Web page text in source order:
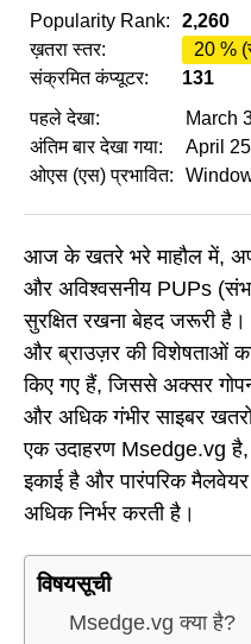
Popularity Rank:
2,260
ख़तरा स्तर:
20 %
संक्रमित कंप्यूटर:
131
पहले देखा:
March
अंतिम बार देखा गया:
April
ओएस (एस) प्रभावित:
आज के खतरे भरे माहौल में,
और अविश्वसनीय PUPs
सुरक्षित रखना बेहद जरूरी
और ब्राउज़र की विशेषताओं
किए गए हैं, जिससे अक्सर
और अधिक गंभीर साइबर
एक उदाहरण Msedge.vg है,
इकाई है और पारंपरिक
अधिक निर्भर करती है।
विषयसूची
Msedge.vg क्या है?